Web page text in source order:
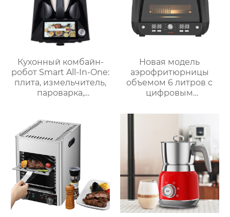
Кухонный комбайн-
робот Smart All-In-One:
плита, измельчитель,
пароварка,
замешивание,
взвешивание
Новая модель
аэрофритюрницы
объемом 6 литров с
цифровым
предустановленными
функциями Духовка
Электрическая
интеллектуальная
воздушная
фритюрница
Хрустящий Готовит
без масла